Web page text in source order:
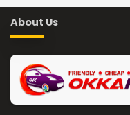
About Us